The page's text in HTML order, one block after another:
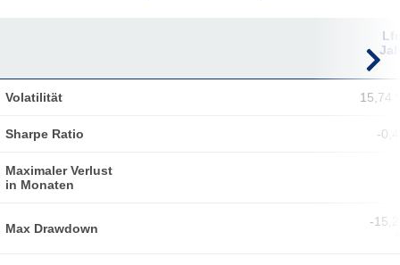
Volatilität 15,74
Sharpe Ratio -
Maximaler Verlust
in Monaten
Max Drawdown
-